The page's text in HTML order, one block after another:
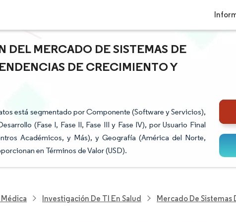
DEL MERCADO DE SISTEMAS DE
DE CRECIMIENTO Y
está segmentado por Componente (Software y Servicios),
(Fase I, Fase II, Fase III y Fase IV), por Usuario Final
Académicos, y Más), y Geografía (América del Norte,
en Términos de Valor (USD).
Investigación De TI En Salud Mercado De